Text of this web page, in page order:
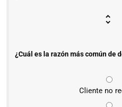
¿Cuál es la razón más común de
Cliente no